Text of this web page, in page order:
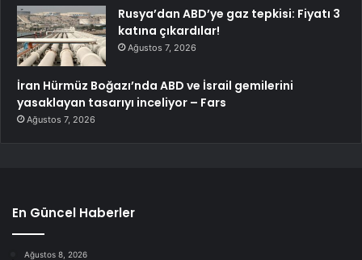
Rusya’dan ABD’ye gaz tepkisi: Fiyatı 3
katına çıkardılar!
Ağustos 7, 2026
İran Hürmüz Boğazı’nda ABD ve İsrail gemilerini
yasaklayan tasarıyı inceliyor – Fars
Ağustos 7, 2026
En Güncel Haberler
Ağustos 8, 2026